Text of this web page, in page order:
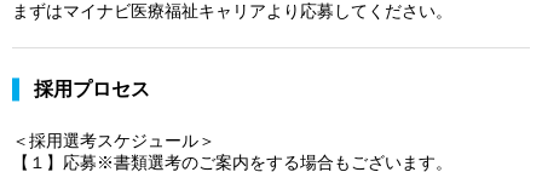
まずはマイナビ医療福祉キャリアより応募してください。
採用プロセス
＜採用選考スケジュール＞
【１】応募※書類選考のご案内をする場合もございます。